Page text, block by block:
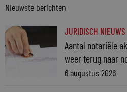
Nieuwste berichten
JURIDISCH NIEUWS
Aantal notariële
weer terug naar
6 augustus 2026